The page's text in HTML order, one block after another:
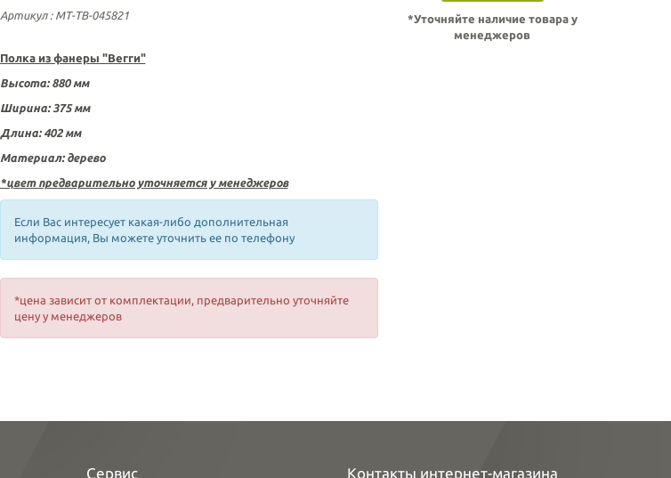
*Уточняйте наличие товара у
менеджеров
Артикул: МТ-ТВ-045821
Полка из фанеры "Вегги"
Высота: 880 мм
Ширина: 375 мм
Длина: 402 мм
Материал: дерево
*цвет предварительно уточняется у менеджеров
Если Вас интересует какая-либо дополнительная
информация, Вы можете уточнить ее по телефону
*цена зависит от комплектации, предварительно уточняйте
цену у менеджеров
Сервис Контакты интернет-магазина